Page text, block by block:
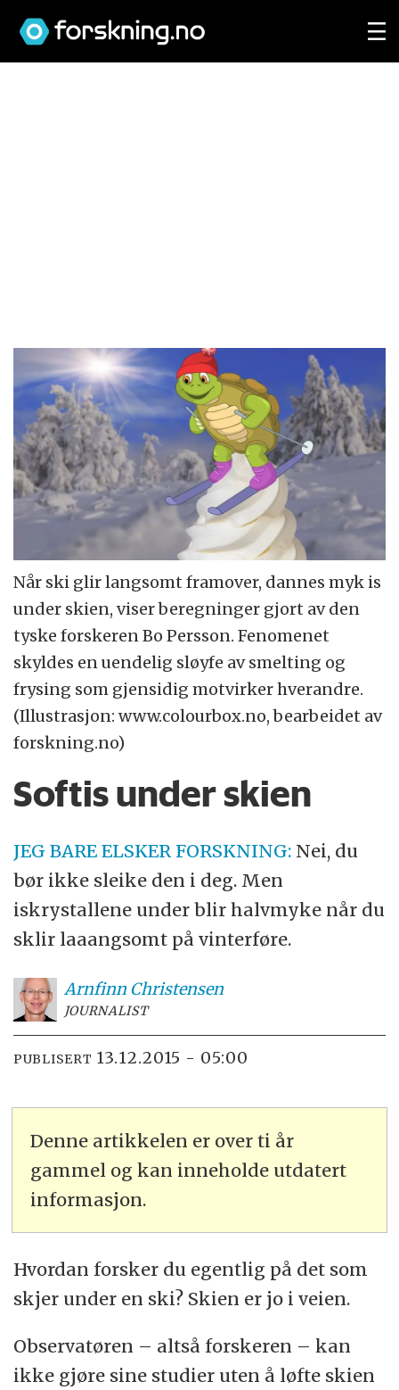
Når ski glir langsomt framover, dannes myk is
under skien, viser beregninger gjort av den
tyske forskeren Bo Persson. Fenomenet
skyldes en uendelig sløyfe av smelting og
frysing som gjensidig motvirker hverandre.
(Illustrasjon: www.colourbox.no, bearbeidet av
forskning.no)
Softis under skien
JEG BARE ELSKER FORSKNING: Nei, du
bør ikke sleike den i deg. Men
iskrystallene under blir halvmyke når du
sklir laaangsomt på vinterføre.
Arnfinn Christensen
JOURNALIST
PUBLISERT 13.12.2015 - 05:00
Denne artikkelen er over ti år
gammel og kan inneholde utdatert
informasjon.
Hvordan forsker du egentlig på det som
skjer under en ski? Skien er jo i veien.
Observatøren – altså forskeren – kan
ikke gjøre sine studier uten å løfte skien